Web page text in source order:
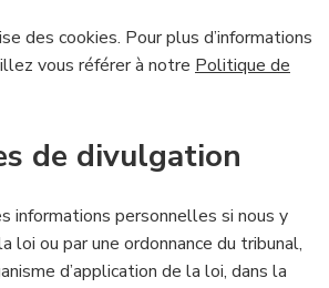
des cookies. Pour plus d’informations
vous référer à notre Politique de
de divulgation
informations personnelles si nous y
loi ou par une ordonnance du tribunal,
d’application de la loi, dans la